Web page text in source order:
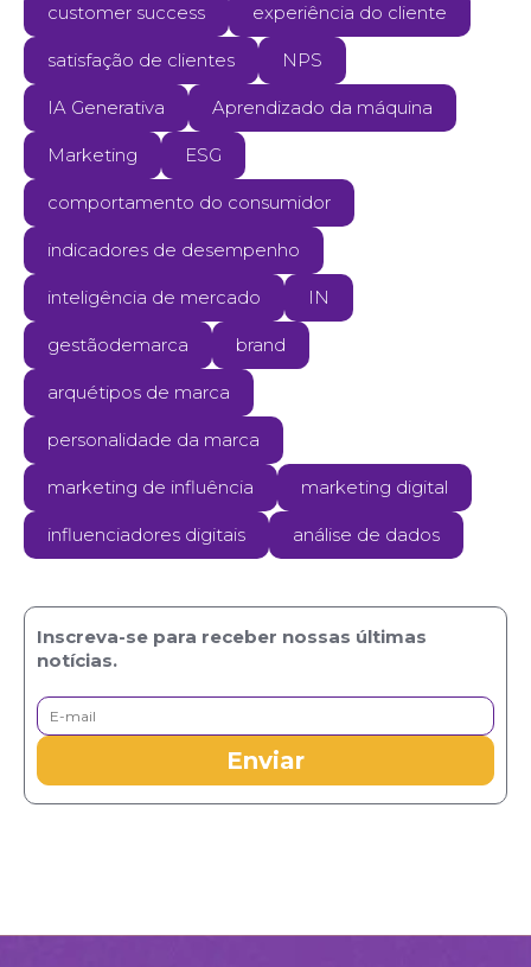
customer success experiência do cliente
satisfação de clientes NPS
IA Generativa Aprendizado da máquina
Marketing ESG
comportamento do consumidor
indicadores de desempenho
inteligência de mercado IN
gestãodemarca brand
arquétipos de marca
personalidade da marca
marketing de influência marketing digital
influenciadores digitais análise de dados
Inscreva-se para receber nossas últimas
notícias.